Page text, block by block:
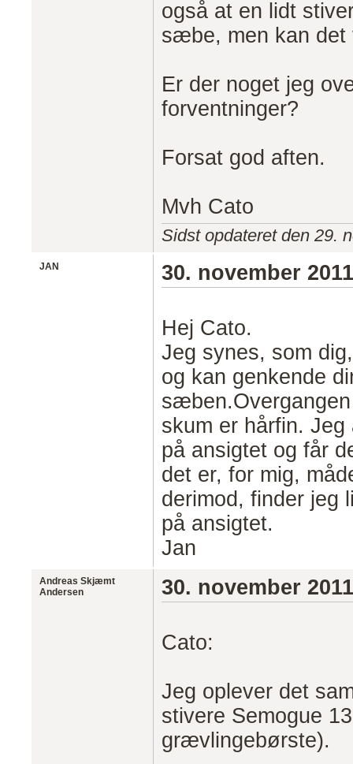
også at en lidt
sæbe, men kan
Er der noget jeg
forventninger?
Forsat god aften.
Mvh Cato
Sidst opdateret den 29.
JAN 30. november 2011
Hej Cato.
Jeg synes, som
og kan genkende
skum er hårfin.
på ansigtet og får
det er, for mig,
derimod, finder jeg
på ansigtet.
Jan
Andreas Skjæmt
Andersen
30. november 2011
Cato:
Jeg oplever det
stivere Semogue
grævlingebørste).